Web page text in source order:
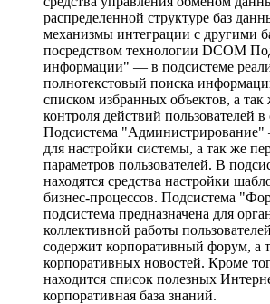
распределенной структуре баз
механизмы интеграции с другими
посредством технологии DCOM
информации" — в подсистеме
полнотекстовый поиска
списком избранных объектов, а
контроля действий пользователей в
Подсистема "Администрирование"
для настройки системы, а так же
параметров пользователей. В
находятся средства настройки
бизнес-процессов. Подсистема
подсистема предназначена для
коллективной работы
содержит корпоративный форум, а
корпоративных новостей. Кроме
находится список полезных
корпоративная база знаний.